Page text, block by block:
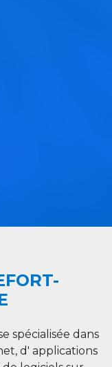
spécialisée dans
d' applications